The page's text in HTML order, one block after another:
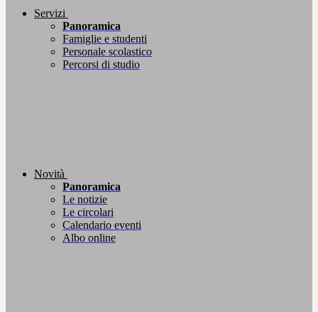
Servizi
Panoramica
Famiglie e studenti
Personale scolastico
Percorsi di studio
Novità
Panoramica
Le notizie
Le circolari
Calendario eventi
Albo online